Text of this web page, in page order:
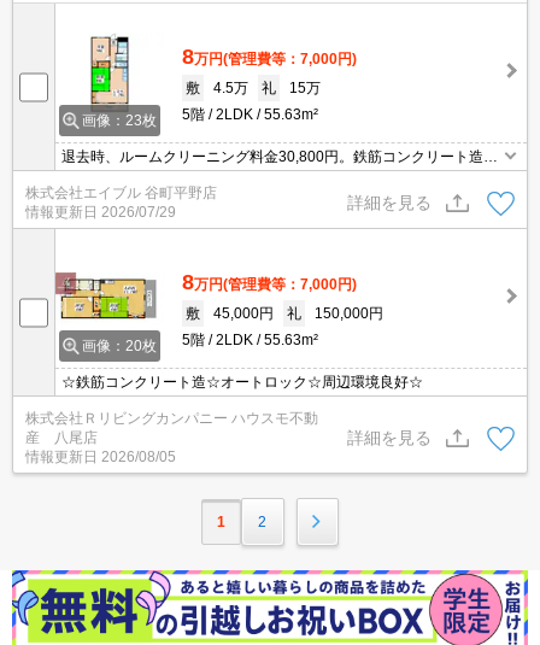
画像：23枚
8万円(管理費等：7,000円)
敷
4.5万 礼
15万
5階
2LDK 55.63m²
退去時、ルームクリーニング料金30,800円。鉄筋コンクリート造。
エレベーターあり。オートロック。シャワー付独立洗面台。
株式会社エイブル 谷町平野店
情報更新日 2026/07/29
詳細を見る
画像：20枚
8万円(管理費等：7,000円)
敷
45,000円 礼
150,000円
5階
2LDK 55.63m²
☆鉄筋コンクリート造☆オートロック☆周辺環境良好☆
株式会社Ｒリビングカンパニー ハウスモ不動
産 八尾店
情報更新日 2026/08/05
詳細を見る
1 2